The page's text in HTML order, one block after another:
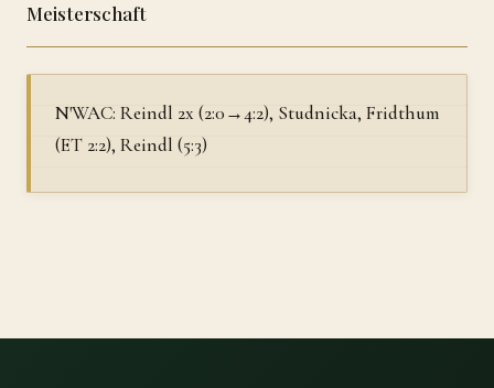
Meisterschaft
N'WAC: Reindl 2x (2:0→4:2), Studnicka, Fridthum
(ET 2:2), Reindl (5:3)